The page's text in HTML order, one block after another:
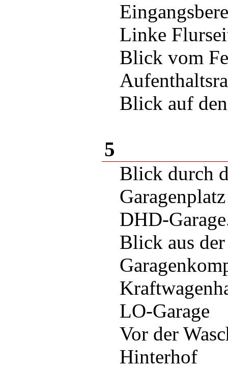
Linke
Blick vom
Blick auf
5
Blick durch
Garagenplatz
DHD-
Blick aus
LO-Garage
Vor der
Hinterhof